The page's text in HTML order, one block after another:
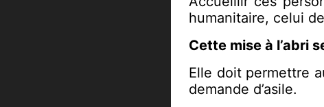
humanitaire, celui
Cette mise à l’abri
Elle doit permettre
demande d’asile.